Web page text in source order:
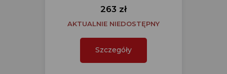
263 zł
AKTUALNIE NIEDOSTĘPNY
Szczegóły